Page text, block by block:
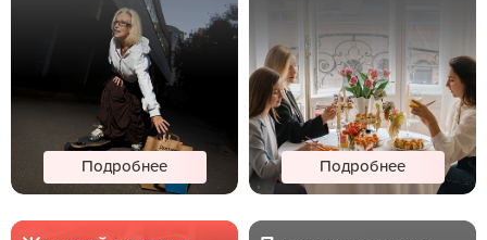
Подробнее Подробнее